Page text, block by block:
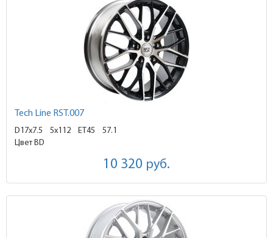
Tech Line RST.007
D17x7.5 5x112 ET45
57.1
Цвет BD
10 320 руб.